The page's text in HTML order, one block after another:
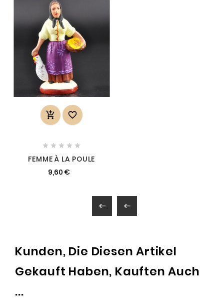
 
    
FEMME À LA POULE
9,60 €
 
Kunden, Die Diesen Artikel
Gekauft Haben, Kauften Auch
...